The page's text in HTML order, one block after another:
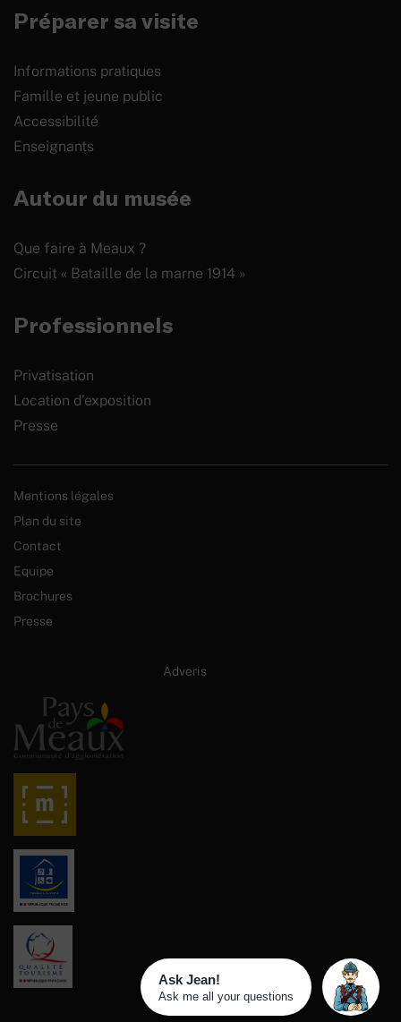
Préparer sa visite
Informations pratiques
Famille et jeune public
Accessibilité
Enseignants
Autour du musée
Que faire à Meaux ?
Circuit « Bataille de la marne 1914 »
Professionnels
Privatisation
Location d’exposition
Presse
Mentions légales
Plan du site
Contact
Equipe
Brochures
Presse
Adveris